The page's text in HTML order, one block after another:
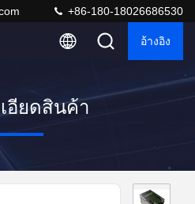
+86-180-18026686530
อ้างอิง
อียดสินค้า